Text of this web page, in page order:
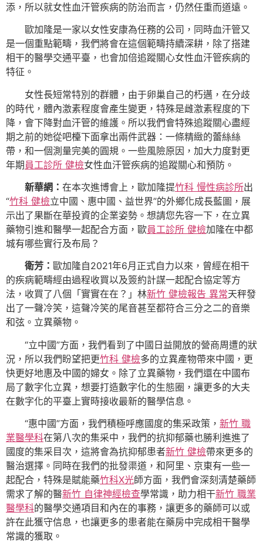
添，所以就女性血汗管疾病的防治而言，仍然任重而道遠。
歐加隆是一家以女性安康為任務的公司，同時血汗管又
是一個重點範疇，我們將會在這個範疇持續深耕，除了搭建
相干的醫學交通平臺，也會加倍追蹤關心女性血汗管疾病的
特征。
女性長短常特別的群體，由于卵巢自己的朽邁，在分歧
的時代，體內激素程度會產生變更，特殊是雌激素程度的下
降，會下降對血汗管的維護。所以我們會特殊追蹤關心盡經
期之前的她從吧檯下面拿出兩件武器：一條精緻的蕾絲絲
帶，和一個測量完美的圓規。一些風險原因，加大力度對更
年期員工診所 健檢女性血汗管疾病的追蹤關心和預防。
新華網： 在本次進博會上，歐加隆提竹科 慢性病診所出
“竹科 健檢立中國、惠中國、益世界”的外鄉化成長藍圖，展
示出了果斷在華投資的企業姿勢。想請您先容一下，在立異
藥物引進和醫學一起配合方面，歐員工診所 健檢加隆在中都
城有哪些實行及布局？
衛芳： 歐加隆自2021年6月正式自力以來，曾經在相干
的疾病範疇經由過程收買以及簽約計謀一起配合協定等方
法，收買了八個「實實在在？」林新竹 健檢報告 異常天秤發
出了一聲冷笑，這聲冷笑的尾音甚至都符合三分之二的音樂
和弦。立異藥物。
“立中國”方面，我們看到了中國日益開放的營商周遭的狀
況，所以我們盼望把更竹科 健檢多的立異產物帶來中國，更
快更好地惠及中國的婦女。除了立異藥物，我們還在中國布
局了數字化立異，想要打造數字化的生態圈，讓更多的大夫
在數字化的平臺上實時接收最新的醫學信息。
“惠中國”方面，我們積極呼應國度的集采政策， 新竹 職
業醫學科在第八次的集采中，我們的抗抑郁藥也勝利進進了
國度的集采目次，這將會為抗抑郁患者新竹 健檢帶來更多的
醫治選擇。同時在我們的批發渠道，和阿里、京東有一些一
起配合，特殊是賦能藥竹科X光師方面，我們會深刻清楚藥師
需求了解的醫新竹 自律神經檢查學常識，助力相干新竹 職業
醫學科的醫學交通項目和內在的事務，讓更多的藥師可以或
許在此獲守信息，也讓更多的患者能在藥房中完成相干醫學
常識的獲取。